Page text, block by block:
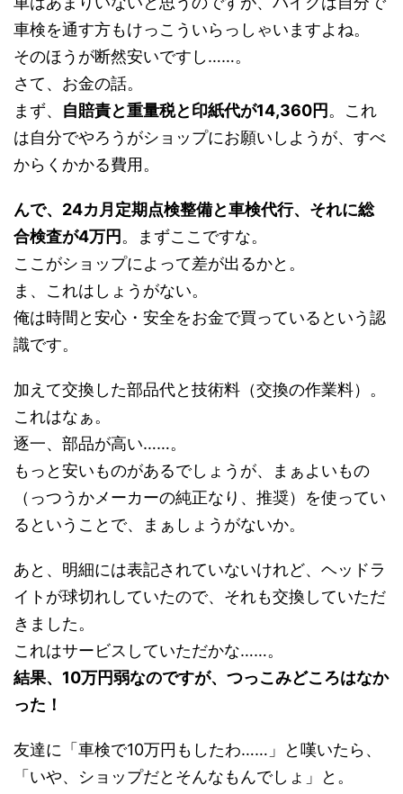
車検を通す方もけっこういらっしゃいますよね。
そのほうが断然安いですし……。
さて、お金の話。
まず、 自賠責と重量税と印紙代が14,360円。これ
は自分でやろうがショップにお願いしようが、すべ
からくかかる費用。
んで、24カ月定期点検整備と車検代行、それに総
合検査が4万円。まずここですな。
ここがショップによって差が出るかと。
ま、これはしょうがない。
俺は時間と安心・安全をお金で買っているという認
識です。
加えて交換した部品代と技術料（交換の作業料）。
これはなぁ。
逐一、部品が高い……。
もっと安いものがあるでしょうが、まぁよいもの
（っつうかメーカーの純正なり、推奨）を使ってい
るということで、まぁしょうがないか。
あと、明細には表記されていないけれど、ヘッドラ
イトが球切れしていたので、それも交換していただ
きました。
これはサービスしていただかな……。
結果、10万円弱なのですが、つっこみどころはなか
った！
友達に「車検で10万円もしたわ……」と嘆いたら、
「いや、ショップだとそんなもんでしょ」と。